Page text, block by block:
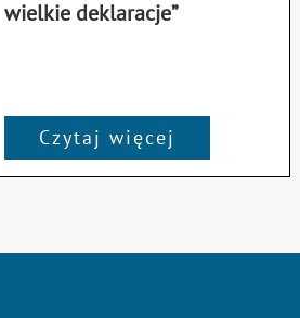
wielkie deklaracje”
Czytaj więcej